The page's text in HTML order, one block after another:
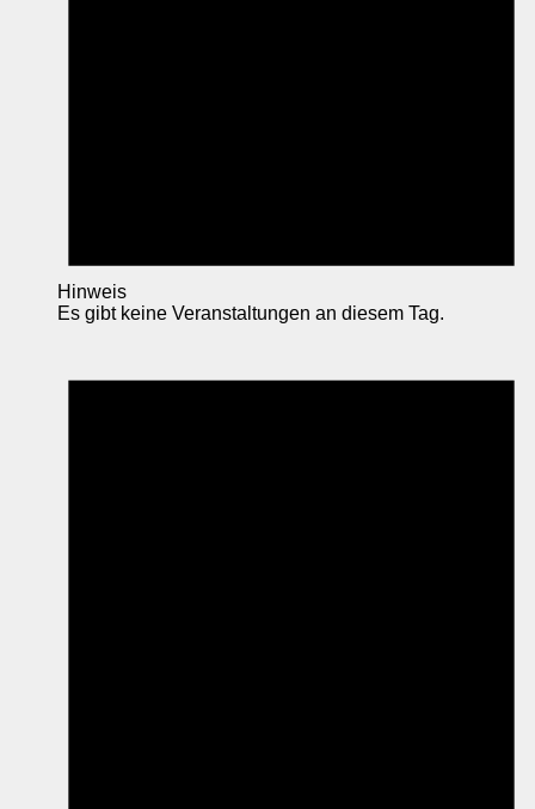
Hinweis
Es gibt keine Veranstaltungen an diesem Tag.